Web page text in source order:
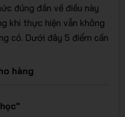
đúng đắn về điều này
khi thực hiện vẫn không
có. Dưới đây 5 điểm cần
hàng